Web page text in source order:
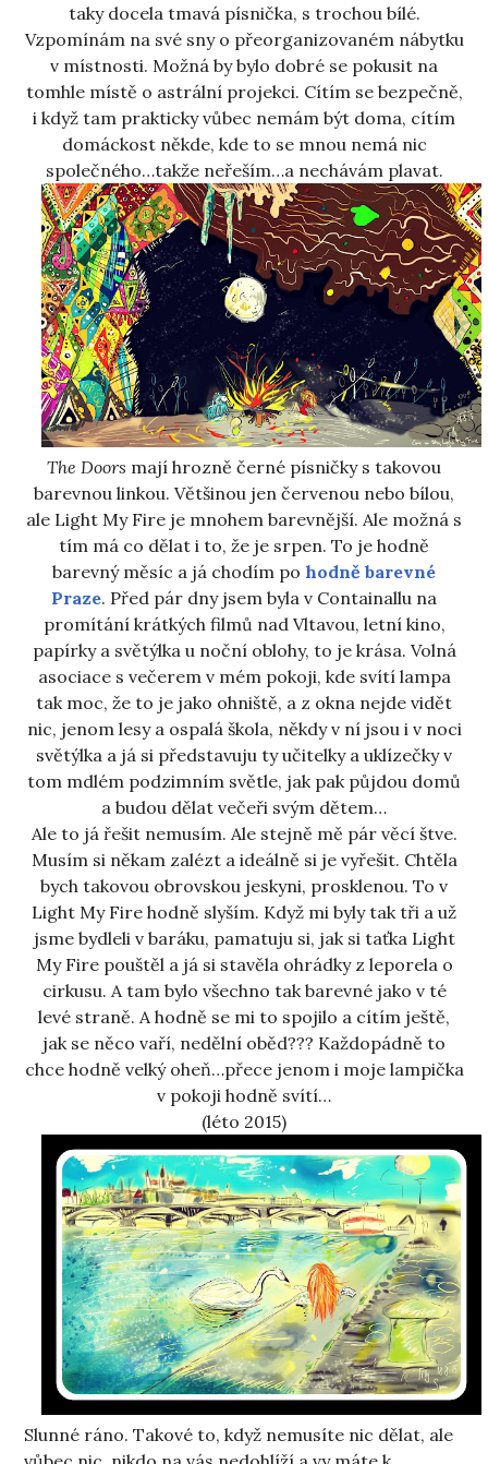
taky docela tmavá písnička, s trochou bílé.
Vzpomínám na své sny o přeorganizovaném nábytku
v místnosti. Možná by bylo dobré se pokusit na
tomhle místě o astrální projekci. Cítím se bezpečně,
i když tam prakticky vůbec nemám být doma, cítím
domáckost někde, kde to se mnou nemá nic
společného…takže neřeším…a nechávám plavat.
The Doors mají hrozně černé písničky s takovou
barevnou linkou. Většinou jen červenou nebo bílou,
ale Light My Fire je mnohem barevnější. Ale možná s
tím má co dělat i to, že je srpen. To je hodně
barevný měsíc a já chodím po hodně barevné
Praze. Před pár dny jsem byla v Containallu na
promítání krátkých filmů nad Vltavou, letní kino,
papírky a světýlka u noční oblohy, to je krása. Volná
asociace s večerem v mém pokoji, kde svítí lampa
tak moc, že to je jako ohniště, a z okna nejde vidět
nic, jenom lesy a ospalá škola, někdy v ní jsou i v noci
světýlka a já si představuju ty učitelky a uklízečky v
tom mdlém podzimním světle, jak pak půjdou domů
a budou dělat večeři svým dětem…
Ale to já řešit nemusím. Ale stejně mě pár věcí štve.
Musím si někam zalézt a ideálně si je vyřešit. Chtěla
bych takovou obrovskou jeskyni, prosklenou. To v
Light My Fire hodně slyším. Když mi byly tak tři a už
jsme bydleli v baráku, pamatuju si, jak si taťka Light
My Fire pouštěl a já si stavěla ohrádky z leporela o
cirkusu. A tam bylo všechno tak barevné jako v té
levé straně. A hodně se mi to spojilo a cítím ještě,
jak se něco vaří, nedělní oběd??? Každopádně to
chce hodně velký oheň…přece jenom i moje lampička
v pokoji hodně svítí…
(léto 2015)
Slunné ráno. Takové to, když nemusíte nic dělat, ale